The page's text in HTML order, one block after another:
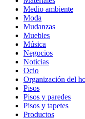
Medio ambiente
Moda
Mudanzas
Muebles
Música
Negocios
Noticias
Ocio
Organización del
Pisos
Pisos y paredes
Pisos y tapetes
Productos